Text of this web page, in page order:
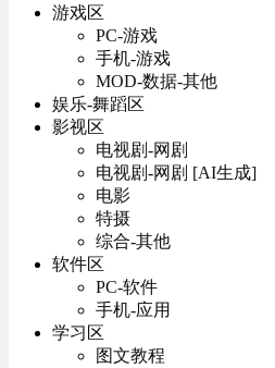
游戏区
PC-游戏
手机-游戏
MOD-数据-其他
娱乐-舞蹈区
影视区
电视剧-网剧
电视剧-网剧 [AI生成]
电影
特摄
综合-其他
软件区
PC-软件
手机-应用
学习区
图文教程